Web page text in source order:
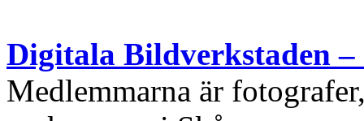
Digitala Bildverkstaden –
Medlemmarna är